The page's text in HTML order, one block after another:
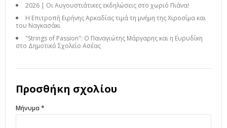
2026 | Οι Αυγουστιάτικες εκδηλώσεις στο χωριό Πιάνα!
Η Επιτροπή Ειρήνης Αρκαδίας τιμά τη μνήμη της Χιροσίμα και
του Ναγκασάκι
"Strings of Passion": Ο Παναγιώτης Μάργαρης και η Ευρυδίκη
στο Δημοτικό Σχολείο Ασέας
Προσθήκη σχολίου
Μήνυμα *